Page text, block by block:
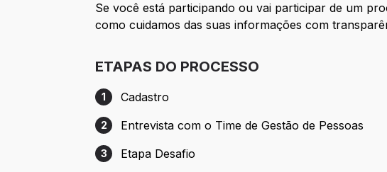
Se você está participando ou vai participar de um
como cuidamos das suas informações com
ETAPAS DO PROCESSO
Etapa 1: Cadastro
1 Cadastro
Etapa 2: Entrevista com o Time de Gestão de Pessoas
2 Entrevista com o Time de Gestão de Pessoas
Etapa 3: Etapa Desafio
3 Etapa Desafio